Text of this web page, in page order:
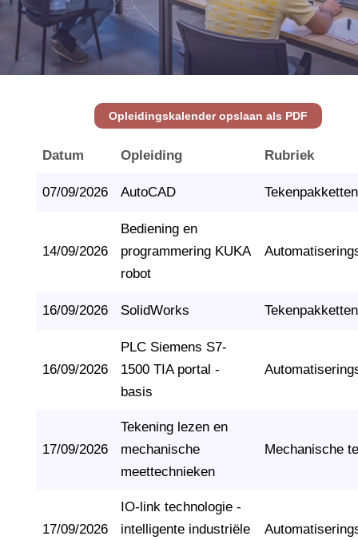
Opleidingskalender opslaan als PDF
Datum Opleiding Rubriek
07/09/2026 AutoCAD Tekenpakketten
14/09/2026
Bediening en
programmering KUKA
robot
16/09/2026 SolidWorks Tekenpakketten
16/09/2026
PLC Siemens S7-
1500 TIA portal -
basis
17/09/2026
Tekening lezen en
mechanische
meettechnieken
Mechanische
17/09/2026
IO-link technologie -
intelligente industriële